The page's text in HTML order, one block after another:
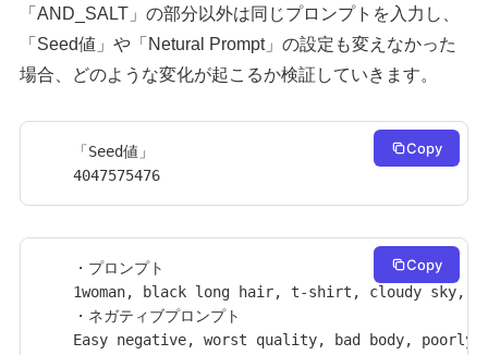
「AND_SALT」の部分以外は同じプロンプトを入力し、
「Seed値」や「Netural Prompt」の設定も変えなかった
場合、どのような変化が起こるか検証していきます。
「Seed値」
4047575476
Copy
・プロンプト
1woman, black long hair, t-shirt, cloudy sky,
・ネガティブプロンプト
Easy negative, worst quality, bad body, poorly
Copy